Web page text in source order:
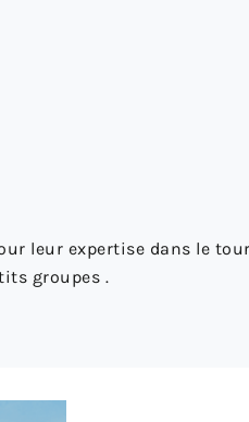
leur expertise dans le
groupes .